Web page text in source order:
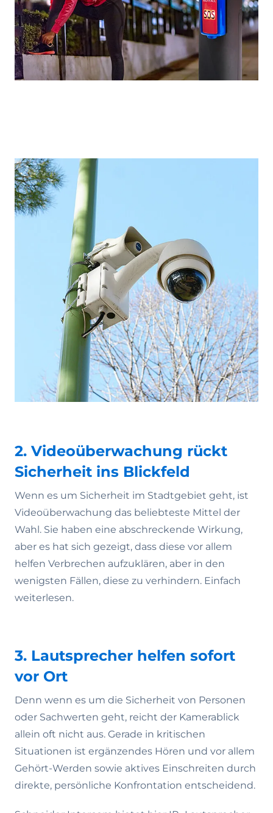
2. Videoüberwachung rückt
Sicherheit ins Blickfeld
Wenn es um Sicherheit im Stadtgebiet geht, ist
Videoüberwachung das beliebteste Mittel der
Wahl. Sie haben eine abschreckende Wirkung,
aber es hat sich gezeigt, dass diese vor allem
helfen Verbrechen aufzuklären, aber in den
wenigsten Fällen, diese zu verhindern. Einfach
weiterlesen.
3. Lautsprecher helfen sofort
vor Ort
Denn wenn es um die Sicherheit von Personen
oder Sachwerten geht, reicht der Kamerablick
allein oft nicht aus. Gerade in kritischen
Situationen ist ergänzendes Hören und vor allem
Gehört-Werden sowie aktives Einschreiten durch
direkte, persönliche Konfrontation entscheidend.